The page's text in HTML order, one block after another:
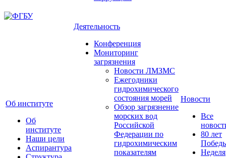
Об институте
Об
институте
Наши цели
Аспирантура
Деятельность
Конференция
Мониторинг
загрязнения
Новости ЛМЗМС
Ежегодники
гидрохимического
состояния морей
Обзор загрязнение
морских вод
Российской
Федерации по
гидрохимическим
показателям
Новости
Все
80 лет
Неделя